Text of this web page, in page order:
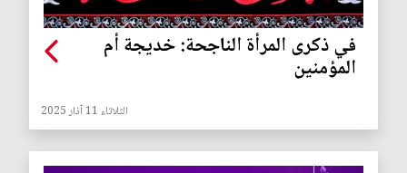
في ذكرى المرأة الناجحة: خديجة أم
المؤمنين
الثلاثاء 11 آذار 2025